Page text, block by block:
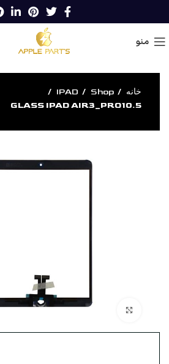
منو
خانه Shop
IPAD
GLASS IPAD AIR3_PRO10.5
بزرگنمایی تصویر